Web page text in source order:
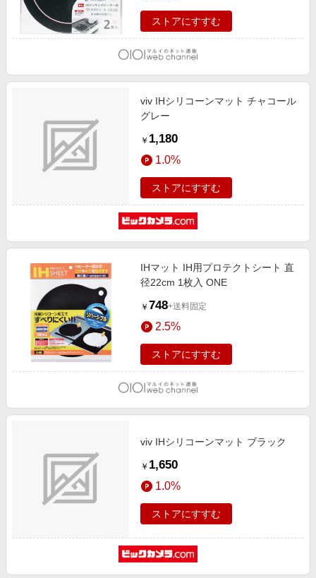
ストアにすすむ
viv IHシリコーンマット チャコール
グレー
￥ 1,180
1.0%
ストアにすすむ
IHマット IH用プロテクトシート 直
径22cm 1枚入 ONE
￥ 748+送料固定
2.5%
ストアにすすむ
viv IHシリコーンマット ブラック
￥ 1,650
1.0%
ストアにすすむ